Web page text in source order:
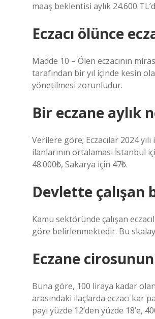
maaş beklentisi aylık 24.600
Eczacı ölünce
Madde 10 – Ölen eczacının
tarafından bir yıl içinde kesin
yönetilmesi zorunludur.
Bir eczane aylık
Verilere göre; Eczacılar 2024
ilanlarının ortalaması İstanbul
48.000₺, Sakarya için 47₺.
Devlette çalışan
Kamu sektöründe çalışan
göre belirlenmektedir. Bu
Eczane
Buna göre, 100 liraya kadar olan
arasındaki ilaçlarda eczacı kar
payı yüzde 12’den yüzde 18’e,